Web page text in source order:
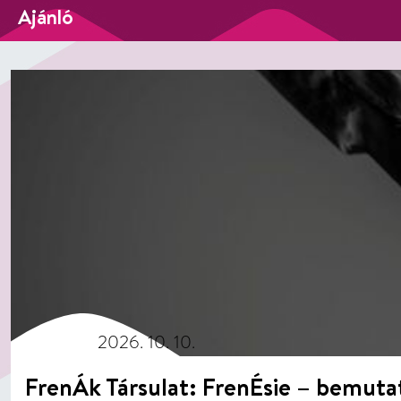
Ajánló
2026. 10. 10.
FrenÁk Társulat: FrenÉsie –